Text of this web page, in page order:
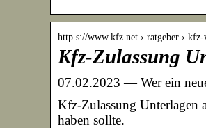
http s://www.kfz.net › ratgeber ›
Kfz-Zulassung
07.02.2023 — Wer ein
Kfz-Zulassung Unterlagen
haben sollte.